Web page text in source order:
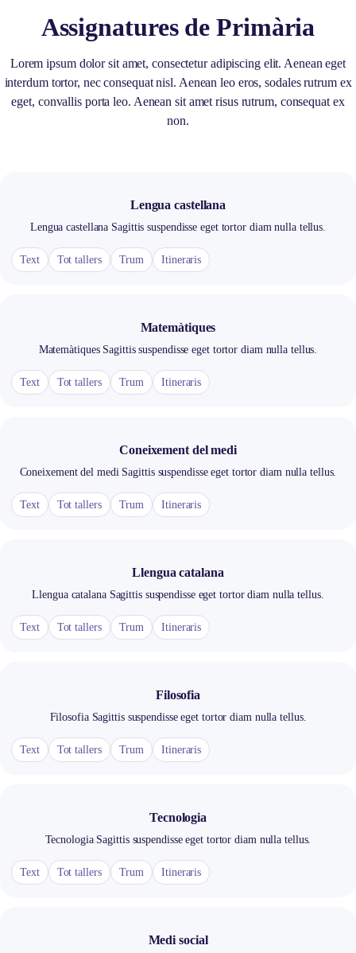
Assignatures de Primària
Lorem ipsum dolor sit amet, consectetur adipiscing elit. Aenean eget
interdum tortor, nec consequat nisl. Aenean leo eros, sodales rutrum ex
eget, convallis porta leo. Aenean sit amet risus rutrum, consequat ex
non.
Lengua castellana
Lengua castellana Sagittis suspendisse eget tortor diam nulla tellus.
Text Tot tallers Trum Itineraris
Matemàtiques
Matemàtiques Sagittis suspendisse eget tortor diam nulla tellus.
Text Tot tallers Trum Itineraris
Coneixement del medi
Coneixement del medi Sagittis suspendisse eget tortor diam nulla tellus.
Text Tot tallers Trum Itineraris
Llengua catalana
Llengua catalana Sagittis suspendisse eget tortor diam nulla tellus.
Text Tot tallers Trum Itineraris
Filosofia
Filosofia Sagittis suspendisse eget tortor diam nulla tellus.
Text Tot tallers Trum Itineraris
Tecnologia
Tecnologia Sagittis suspendisse eget tortor diam nulla tellus.
Text Tot tallers Trum Itineraris
Medi social